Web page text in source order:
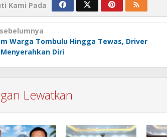
Kami Pada
Warga Tombulu Hingga Tewas, Driver
Diri
Lewatkan